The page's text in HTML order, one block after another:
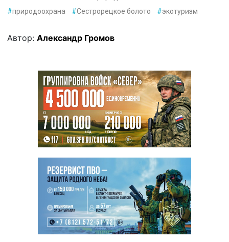
#природоохрана #Сестрорецкое болото #экотуризм
Автор: Александр Громов